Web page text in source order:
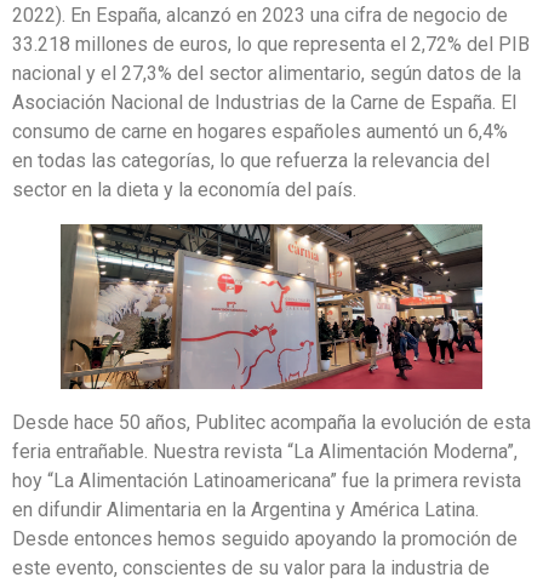
2022). En España, alcanzó en 2023 una cifra de negocio de
33.218 millones de euros, lo que representa el 2,72% del PIB
nacional y el 27,3% del sector alimentario, según datos de la
Asociación Nacional de Industrias de la Carne de España. El
consumo de carne en hogares españoles aumentó un 6,4%
en todas las categorías, lo que refuerza la relevancia del
sector en la dieta y la economía del país.
Desde hace 50 años, Publitec acompaña la evolución de esta
feria entrañable. Nuestra revista “La Alimentación Moderna”,
hoy “La Alimentación Latinoamericana” fue la primera revista
en difundir Alimentaria en la Argentina y América Latina.
Desde entonces hemos seguido apoyando la promoción de
este evento, conscientes de su valor para la industria de